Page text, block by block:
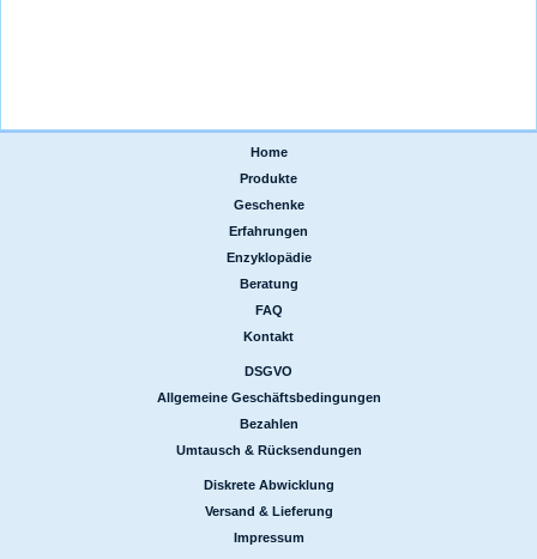
Home
Produkte
Geschenke
Erfahrungen
Enzyklopädie
Beratung
FAQ
Kontakt
DSGVO
Allgemeine Geschäftsbedingungen
Bezahlen
Umtausch & Rücksendungen
Diskrete Abwicklung
Versand & Lieferung
Impressum